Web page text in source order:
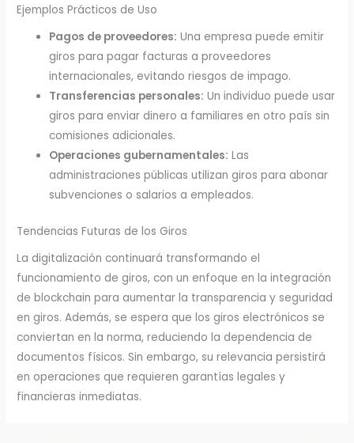
Ejemplos Prácticos de Uso
Pagos de proveedores: Una empresa puede emitir
giros para pagar facturas a proveedores
internacionales, evitando riesgos de impago.
Transferencias personales: Un individuo puede usar
giros para enviar dinero a familiares en otro país sin
comisiones adicionales.
Operaciones gubernamentales: Las
administraciones públicas utilizan giros para abonar
subvenciones o salarios a empleados.
Tendencias Futuras de los Giros
La digitalización continuará transformando el
funcionamiento de giros, con un enfoque en la integración
de blockchain para aumentar la transparencia y seguridad
en giros. Además, se espera que los giros electrónicos se
conviertan en la norma, reduciendo la dependencia de
documentos físicos. Sin embargo, su relevancia persistirá
en operaciones que requieren garantías legales y
financieras inmediatas.